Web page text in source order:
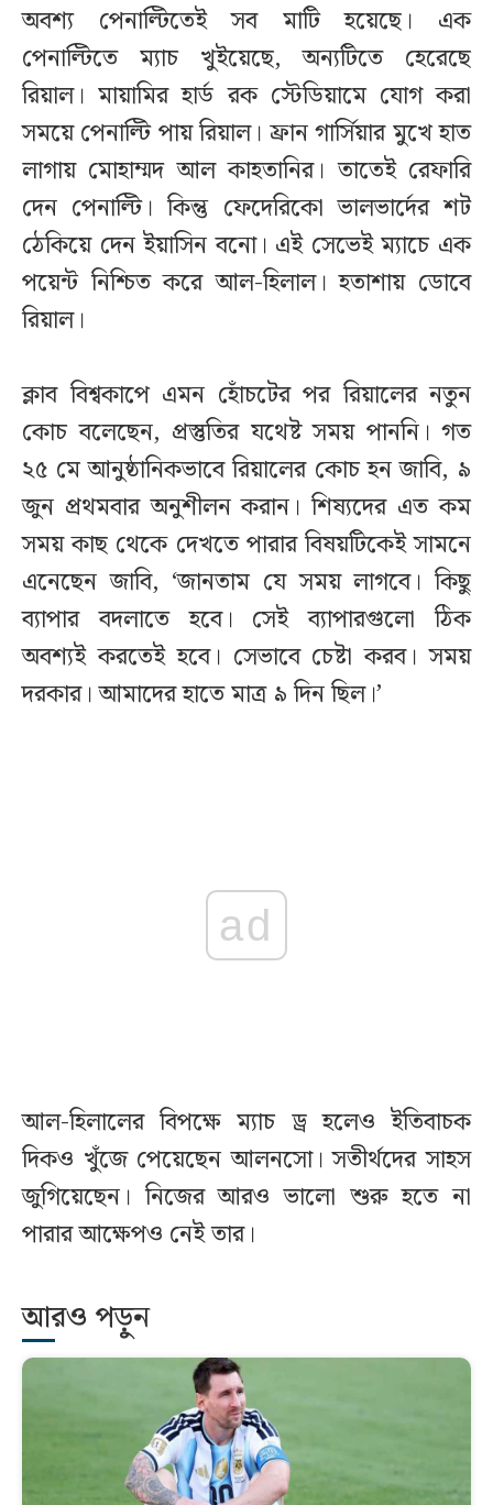
অবশ্য পেনাল্টিতেই সব মাটি হয়েছে। এক
পেনাল্টিতে ম্যাচ খুইয়েছে, অন্যটিতে হেরেছে
রিয়াল। মায়ামির হার্ড রক স্টেডিয়ামে যোগ করা
সময়ে পেনাল্টি পায় রিয়াল। ফ্রান গার্সিয়ার মুখে হাত
লাগায় মোহাম্মদ আল কাহতানির। তাতেই রেফারি
দেন পেনাল্টি। কিন্তু ফেদেরিকো ভালভার্দের শট
ঠেকিয়ে দেন ইয়াসিন বনো। এই সেভেই ম্যাচে এক
পয়েন্ট নিশ্চিত করে আল-হিলাল। হতাশায় ডোবে
রিয়াল।
ক্লাব বিশ্বকাপে এমন হোঁচটের পর রিয়ালের নতুন
কোচ বলেছেন, প্রস্তুতির যথেষ্ট সময় পাননি। গত
২৫ মে আনুষ্ঠানিকভাবে রিয়ালের কোচ হন জাবি, ৯
জুন প্রথমবার অনুশীলন করান। শিষ্যদের এত কম
সময় কাছ থেকে দেখতে পারার বিষয়টিকেই সামনে
এনেছেন জাবি, ‘জানতাম যে সময় লাগবে। কিছু
ব্যাপার বদলাতে হবে। সেই ব্যাপারগুলো ঠিক
অবশ্যই করতেই হবে। সেভাবে চেষ্টা করব। সময়
দরকার। আমাদের হাতে মাত্র ৯ দিন ছিল।’
ad
আল-হিলালের বিপক্ষে ম্যাচ ড্র হলেও ইতিবাচক
দিকও খুঁজে পেয়েছেন আলনসো। সতীর্থদের সাহস
জুগিয়েছেন। নিজের আরও ভালো শুরু হতে না
পারার আক্ষেপও নেই তার।
আরও পড়ুন